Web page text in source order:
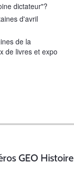
dictateur"?
d'avril
de la
de livres et expo
GEO Histoire